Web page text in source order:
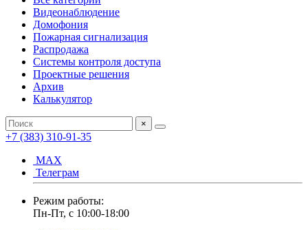
Видеонаблюдение
Домофония
Пожарная сигнализация
Распродажа
Системы контроля доступа
Проектные решения
Архив
Калькулятор
×
+7 (383) 310-91-35
МАХ
Телеграм
Режим работы:
Пн-Пт, с 10:00-18:00